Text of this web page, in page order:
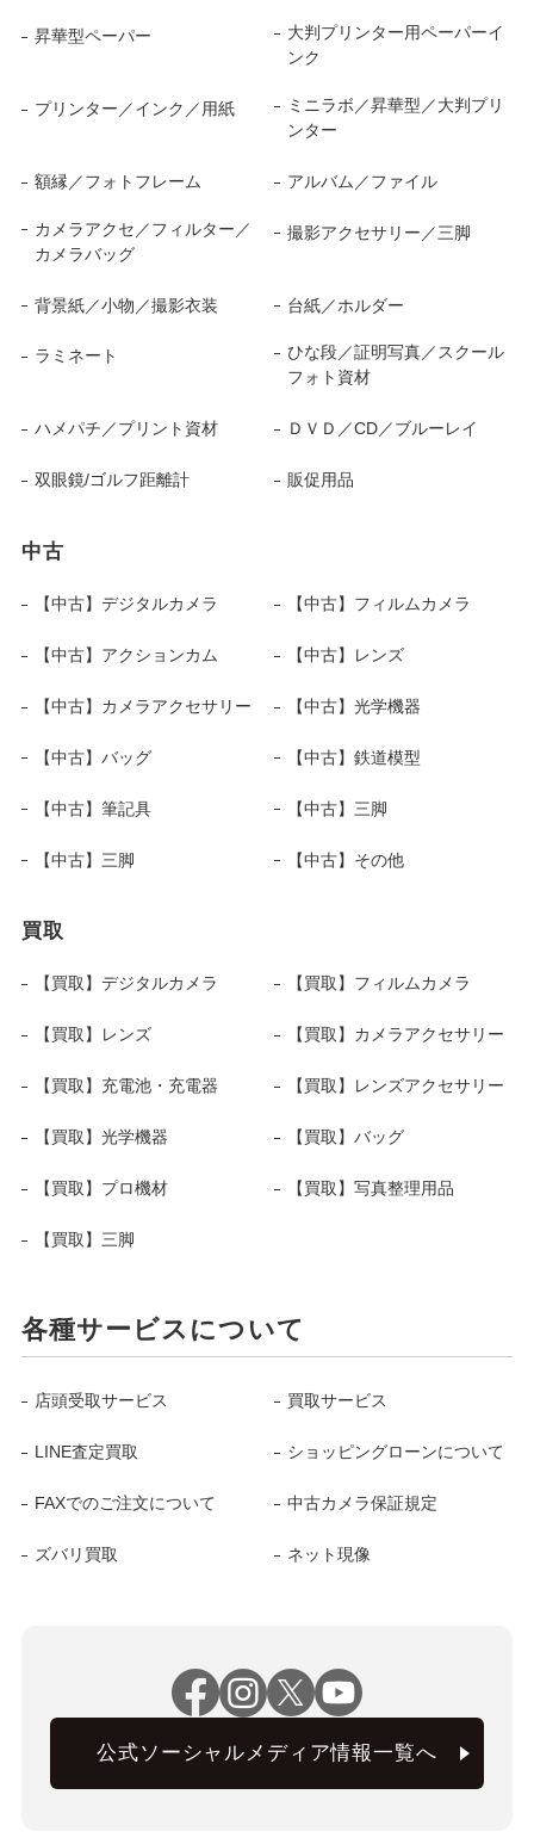
昇華型ペーパー
大判プリンター用ペーパーイ
ンク
プリンター／インク／用紙
ミニラボ／昇華型／大判プリ
ンター
額縁／フォトフレーム アルバム／ファイル
カメラアクセ／フィルター／
カメラバッグ
撮影アクセサリー／三脚
背景紙／小物／撮影衣装 台紙／ホルダー
ラミネート
ひな段／証明写真／スクール
フォト資材
ハメパチ／プリント資材 ＤＶＤ／CD／ブルーレイ
双眼鏡/ゴルフ距離計 販促用品
中古
【中古】デジタルカメラ 【中古】フィルムカメラ
【中古】アクションカム 【中古】レンズ
【中古】カメラアクセサリー 【中古】光学機器
【中古】バッグ 【中古】鉄道模型
【中古】筆記具 【中古】三脚
【中古】三脚 【中古】その他
買取
【買取】デジタルカメラ 【買取】フィルムカメラ
【買取】レンズ 【買取】カメラアクセサリー
【買取】充電池・充電器 【買取】レンズアクセサリー
【買取】光学機器 【買取】バッグ
【買取】プロ機材 【買取】写真整理用品
【買取】三脚
各種サービスについて
店頭受取サービス 買取サービス
LINE査定買取 ショッピングローンについて
FAXでのご注文について 中古カメラ保証規定
ズバリ買取 ネット現像
公式ソーシャルメディア情報一覧へ